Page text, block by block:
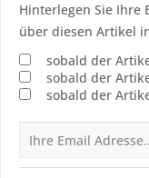
Hinterlegen Sie Ihre
über diesen Artikel
sobald der
sobald der
sobald der